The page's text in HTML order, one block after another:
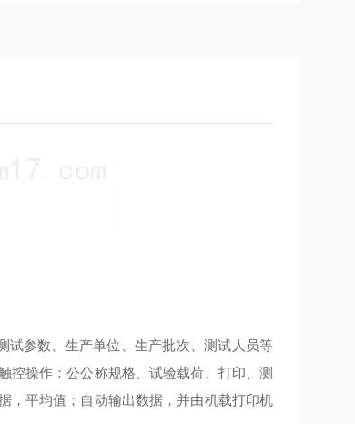
试参数、生产单位、生产批次、测试人员等
控操作：公公称规格、试验载荷、打印、测
，平均值；自动输出数据，并由机载打印机